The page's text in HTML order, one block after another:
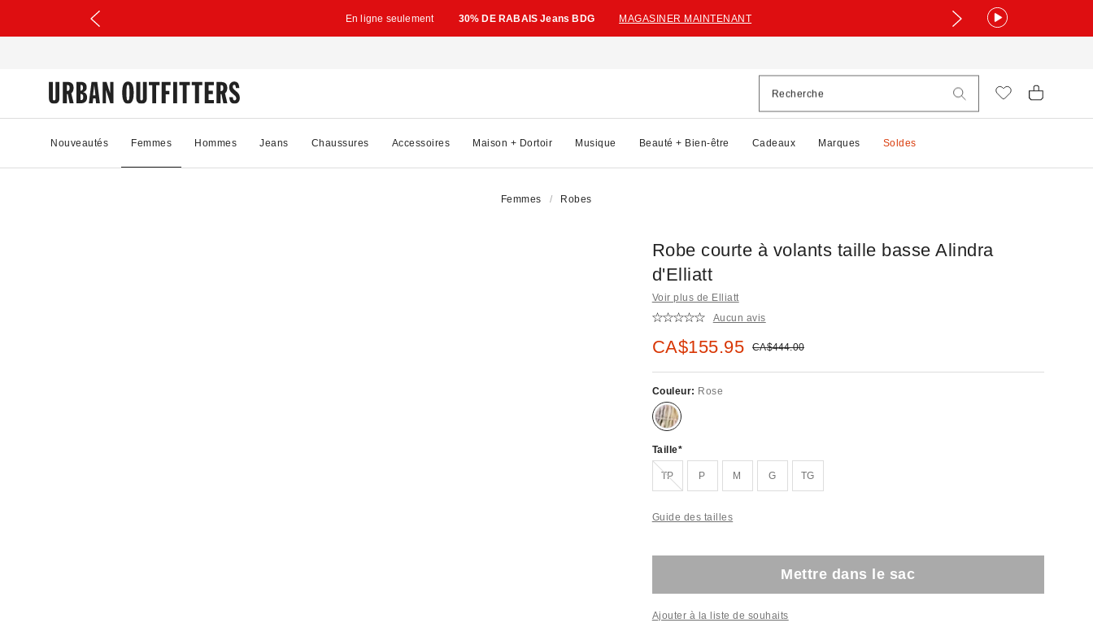
En ligne seulement 30% DE RABAIS Jeans BDG MAGASINER MAINTENANT
Nouveautés Femmes Hommes Jeans Chaussures Accessoires Maison + Dortoir Musique Beauté + Bien-être Cadeaux Marques Soldes
Femmes Robes
Robe courte à volants taille basse Alindra
d'Elliatt
Voir plus de Elliatt
Aucun avis
Prix soldé :
CA$155.95 Prix courant :
CA$444.00
Couleur: Rose
Taille
TPÉpuiséP M G TG
Guide des tailles
Mettre dans le sac
Ajouter à la liste de souhaits